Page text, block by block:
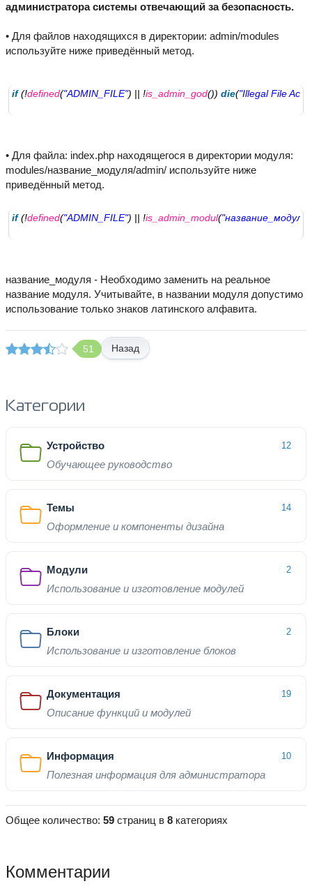
администратора системы отвечающий за безопасность.
• Для файлов находящихся в директории: admin/modules
используйте ниже приведённый метод.
if (!defined("ADMIN_FILE") || !is_admin_god()) die("Illegal File
• Для файла: index.php находящегося в директории модуля:
modules/название_модуля/admin/ используйте ниже
приведённый метод.
if (!defined("ADMIN_FILE") || !is_admin_modul("название_модуля"
название_модуля - Необходимо заменить на реальное
название модуля. Учитывайте, в названии модуля допустимо
использование только знаков латинского алфавита.
51 Назад
Категории
Устройство 12
Обучающее руководство
Темы 14
Оформление и компоненты дизайна
Модули 2
Использование и изготовление модулей
Блоки 2
Использование и изготовление блоков
Документация 19
Описание функций и модулей
Информация 10
Полезная информация для администратора
Общее количество: 59 страниц в 8 категориях
Комментарии